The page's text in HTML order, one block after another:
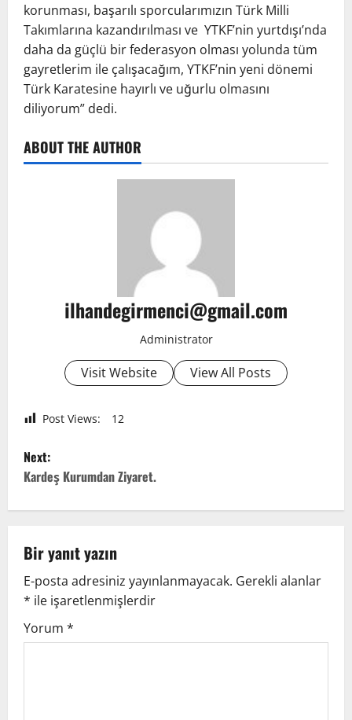
korunması, başarılı sporcularımızın Türk Milli
Takımlarına kazandırılması ve YTKF’nin yurtdışı’nda
daha da güçlü bir federasyon olması yolunda tüm
gayretlerim ile çalışacağım, YTKF’nin yeni dönemi
Türk Karatesine hayırlı ve uğurlu olmasını
diliyorum” dedi.
ABOUT THE AUTHOR
ilhandegirmenci@gmail.com
Administrator
Visit Website View All Posts
Post Views: 12
P
o
s
t
n
a
v
Next:
Kardeş Kurumdan Ziyaret.
Bir yanıt yazın
E-posta adresiniz yayınlanmayacak. Gerekli alanlar
* ile işaretlenmişlerdir
Yorum *